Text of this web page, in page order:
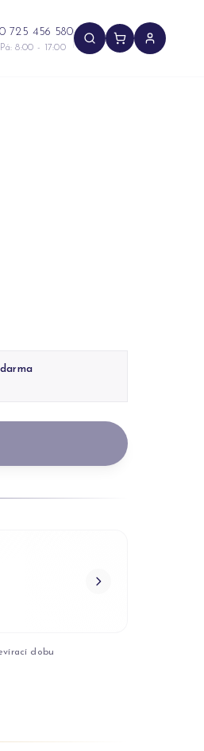
725 456 580
Pá: 8:00 - 17:00
dobu